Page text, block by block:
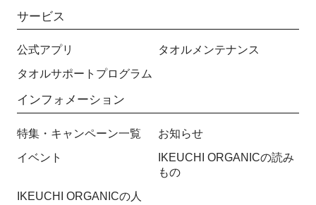
サービス
公式アプリ タオルメンテナンス
タオルサポートプログラム
インフォメーション
特集・キャンペーン一覧 お知らせ
イベント
IKEUCHI ORGANICの読み
もの
IKEUCHI ORGANICの人